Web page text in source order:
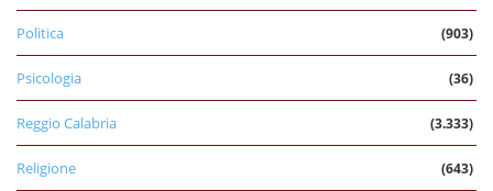
Politica (903)
Psicologia (36)
Reggio Calabria (3.333)
Religione (643)